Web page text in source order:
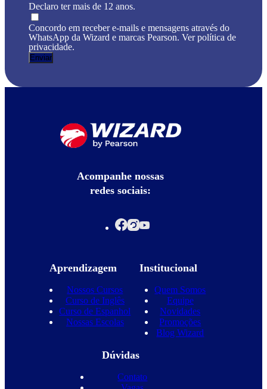
Declaro ter mais de 12 anos.
Concordo em receber e-mails e mensagens através do
WhatsApp da Wizard e marcas Pearson. Ver política de
privacidade.
Acompanhe nossas
redes sociais:
Aprendizagem
Nossos Cursos
Curso de Inglês
Curso de Espanhol
Nossas Escolas
Institucional
Quem Somos
Equipe
Novidades
Promoções
Blog Wizard
Dúvidas
Contato